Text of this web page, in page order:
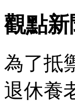
觀點新
為了抵
退休養